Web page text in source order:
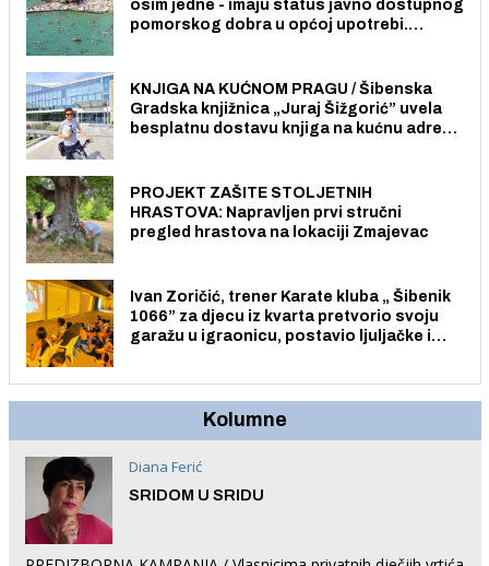
osim jedne - imaju status javno dostupnog
pomorskog dobra u općoj upotrebi.
KNJIGA NA KUĆNOM PRAGU / Šibenska
Gradska knjižnica „Juraj Šižgorić” uvela
besplatnu dostavu knjiga na kućnu adresu
PROJEKT ZAŠITE STOLJETNIH
HRASTOVA: Napravljen prvi stručni
pregled hrastova na lokaciji Zmajevac
Ivan Zoričić, trener Karate kluba „ Šibenik
1066” za djecu iz kvarta pretvorio svoju
garažu u igraonicu, postavio ljuljačke i
Kolumne
Diana Ferić
SRIDOM U SRIDU